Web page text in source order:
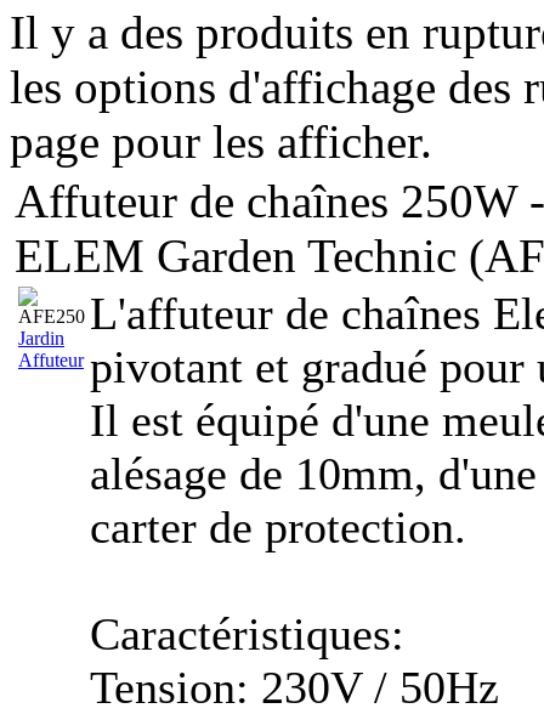
Il y a des produits en
les options d'affichage des
page pour les afficher.
Affuteur de chaînes 250W
ELEM Garden Technic
Jardin
Affuteur
L'affuteur de chaînes
pivotant et gradué
Il est équipé d'une
alésage de 10mm,
carter de protection.
Caractéristiques:
Tension: 230V / 50Hz